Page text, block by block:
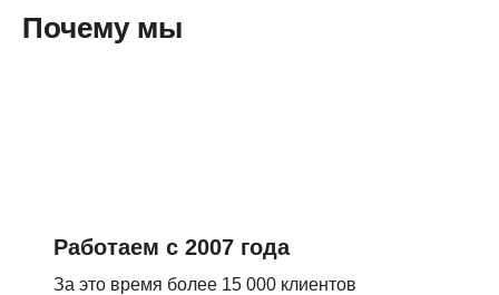
Почему мы
Работаем с 2007 года
За это время более 15 000 клиентов